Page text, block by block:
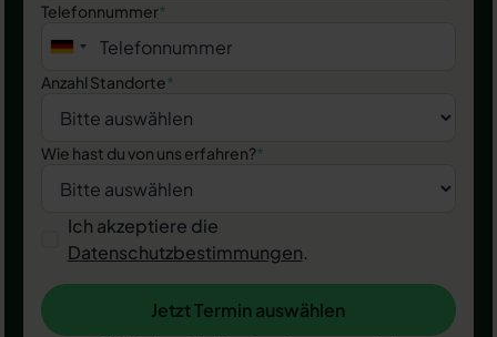
Telefonnummer*
Anzahl Standorte*
Wie hast du von uns erfahren?*
Ich akzeptiere die
Datenschutzbestimmungen.
Jetzt Termin auswählen
Jetzt Termin auswählen